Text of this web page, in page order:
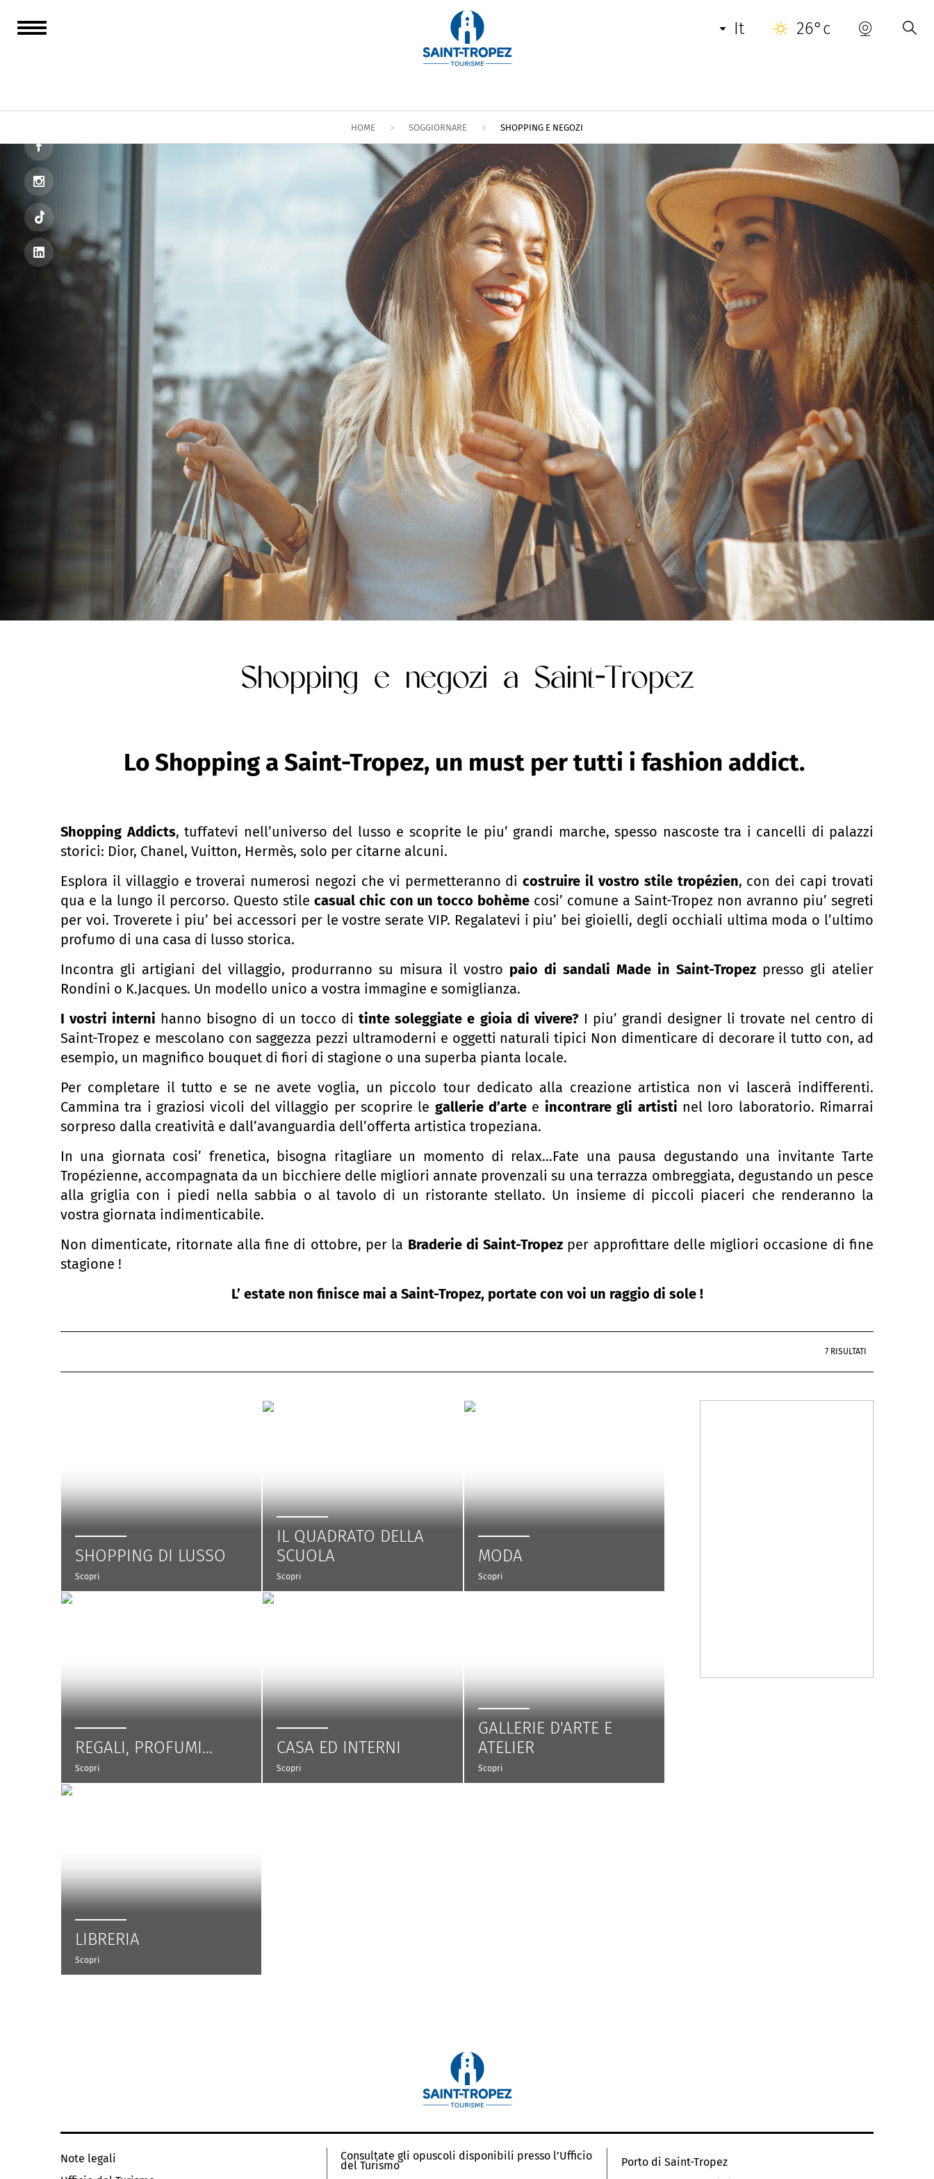
it 26°c
HOME SOGGIORNARE SHOPPING E NEGOZI
Shopping e negozi a Saint-Tropez
Lo Shopping a Saint-Tropez, un must per tutti i fashion addict.
Shopping Addicts, tuffatevi nell’universo del lusso e scoprite le piu’ grandi marche, spesso nascoste tra i cancelli di palazzi
storici: Dior, Chanel, Vuitton, Hermès, solo per citarne alcuni.
Esplora il villaggio e troverai numerosi negozi che vi permetteranno dicostruire il vostro stile tropézien, con dei capi trovati
qua e la lungo il percorso. Questo stile casual chic con un tocco bohème cosi’ comune a Saint-Tropez non avranno piu’ segreti
per voi. Troverete i piu’ bei accessori per le vostre serate VIP. Regalatevi i piu’ bei gioielli, degli occhiali ultima moda o l’ultimo
profumo di una casa di lusso storica.
Incontra gli artigiani del villaggio, produrranno su misura il vostro paio di sandali Made in Saint-Tropez presso gli atelier
Rondini o K.Jacques. Un modello unico a vostra immagine e somiglianza.
I vostri interni hanno bisogno di un tocco ditinte soleggiate e gioia di vivere?I piu’ grandi designer li trovate nel centro di
Saint-Tropez e mescolano con saggezza pezzi ultramoderni e oggetti naturali tipici Non dimenticare di decorare il tutto con, ad
esempio, un magnifico bouquet di fiori di stagione o una superba pianta locale.
Per completare il tutto e se ne avete voglia, un piccolo tour dedicato alla creazione artistica non vi lascerà indifferenti.
Cammina tra i graziosi vicoli del villaggio per scoprire le gallerie d’arte e incontrare gli artisti nel loro laboratorio. Rimarrai
sorpreso dalla creatività e dall’avanguardia dell’offerta artistica tropeziana.
In una giornata cosi’ frenetica, bisogna ritagliare un momento di relax…Fate una pausa degustando una invitante Tarte
Tropézienne, accompagnata da un bicchiere delle migliori annate provenzali su una terrazza ombreggiata, degustando un pesce
alla griglia con i piedi nella sabbia o al tavolo di un ristorante stellato. Un insieme di piccoli piaceri che renderanno la
vostra giornata indimenticabile.
Non dimenticate, ritornate alla fine di ottobre, per la Braderie di Saint-Tropez per approfittare delle migliori occasione di fine
stagione !
L’ estate non finisce mai a Saint-Tropez, portate con voi un raggio di sole !
7 RISULTATI
SHOPPING DI LUSSO
Scopri
IL QUADRATO DELLA
SCUOLA
Scopri
MODA
Scopri
REGALI, PROFUMI...
Scopri
CASA ED INTERNI
Scopri
GALLERIE D'ARTE E
ATELIER
Scopri
LIBRERIA
Scopri
Note legali
Consultate gli opuscoli disponibili presso l’Ufficio
del Turismo
Porto di Saint-Tropez